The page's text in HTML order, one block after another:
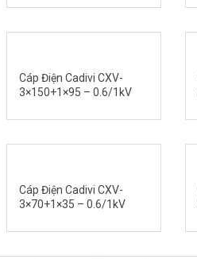
Cáp Điện Cadivi CXV-
3×150+1×95 – 0.6/1kV
Cáp Điện Cadivi CXV-
3×70+1×35 – 0.6/1kV